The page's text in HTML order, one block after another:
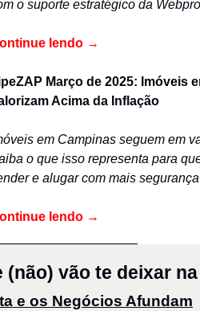
o suporte estratégico da
lendo →
Março de 2025: Imóveis
Acima da Inflação
em Campinas seguem em
o que isso representa para
e alugar com mais
lendo →
vão te deixar
e os Negócios Afundam